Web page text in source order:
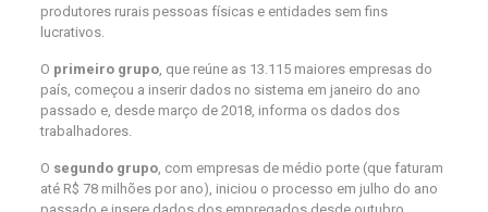
produtores rurais pessoas físicas e entidades sem fins
lucrativos.
O primeiro grupo, que reúne as 13.115 maiores empresas do
país, começou a inserir dados no sistema em janeiro do ano
passado e, desde março de 2018, informa os dados dos
trabalhadores.
O segundo grupo, com empresas de médio porte (que faturam
até R$ 78 milhões por ano), iniciou o processo em julho do ano